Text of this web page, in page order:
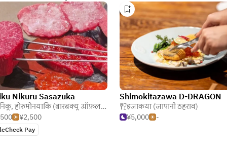
ठहराव)
Nikuru Sasazuka
,होरुमोनयाकि (बारबक्यू ऑफ़ल) ,
इजाकया (जापानी ठहराव)
¥2,500
Pay
Shimokitazawa D-DRAGON
इजाकया (जापानी ठहराव)
¥5,000
-